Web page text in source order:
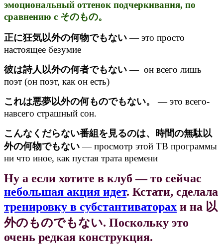
эмоциональный оттенок подчеркивания, по
сравнению с そのもの。
正に狂気以外の何物でもない— это просто
настоящее безумие
彼は詩人以外の何者でもない— он всего лишь
поэт (он поэт, как он есть)
これは悪夢以外の何ものでもない。
— это всего-
навсего страшный сон.
こんなくだらない番組を見るのは、時間の無駄以
外の何物でもない— просмотр этой ТВ программы
ни что иное, как пустая трата времени
Ну а если хотите в клуб — то сейчас
небольшая акция идет. Кстати, сделала
тренировку в субстантиваторах и на 以
外のものでもない. Поскольку это
очень редкая конструкция.